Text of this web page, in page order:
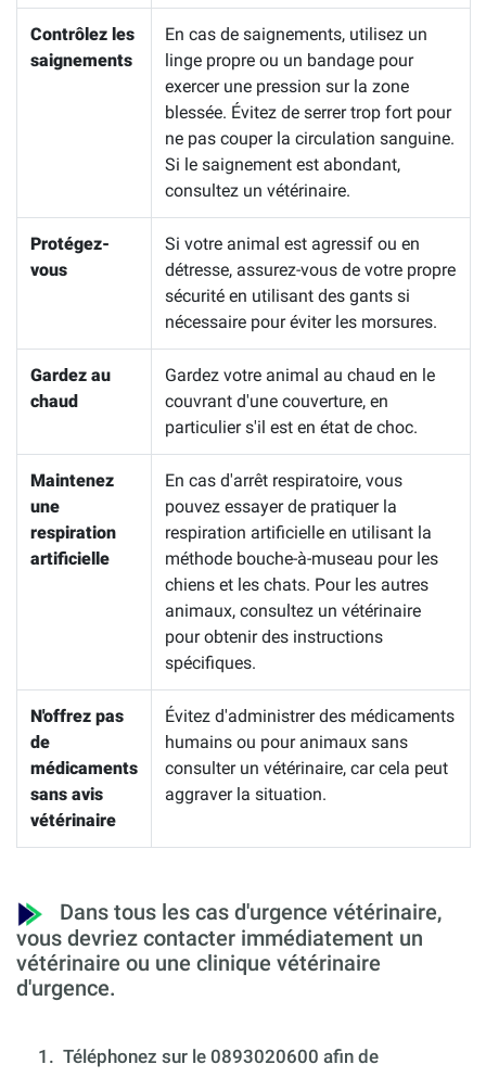
Contrôlez les
saignements
En cas de saignements, utilisez un
linge propre ou un bandage pour
exercer une pression sur la zone
blessée. Évitez de serrer trop fort pour
ne pas couper la circulation sanguine.
Si le saignement est abondant,
consultez un vétérinaire.
Protégez-
vous
Si votre animal est agressif ou en
détresse, assurez-vous de votre propre
sécurité en utilisant des gants si
nécessaire pour éviter les morsures.
Gardez au
chaud
Gardez votre animal au chaud en le
couvrant d'une couverture, en
particulier s'il est en état de choc.
Maintenez
une
respiration
artificielle
En cas d'arrêt respiratoire, vous
pouvez essayer de pratiquer la
respiration artificielle en utilisant la
méthode bouche-à-museau pour les
chiens et les chats. Pour les autres
animaux, consultez un vétérinaire
pour obtenir des instructions
spécifiques.
N'offrez pas
de
médicaments
sans avis
vétérinaire
Évitez d'administrer des médicaments
humains ou pour animaux sans
consulter un vétérinaire, car cela peut
aggraver la situation.
Dans tous les cas d'urgence vétérinaire,
vous devriez contacter immédiatement un
vétérinaire ou une clinique vétérinaire
d'urgence.
1. Téléphonez sur le 0893020600 afin de